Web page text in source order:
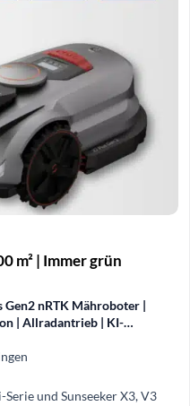
m² | Immer grün
Gen2 nRTK Mähroboter |
| Allradantrieb | KI-
und Sunseeker X3, V3